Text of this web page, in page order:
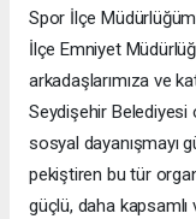
Spor İlçe
İlçe Emniyet
arkadaşlarımıza ve
Seydişehir
sosyal dayanışmayı
pekiştiren bu tür
güçlü, daha